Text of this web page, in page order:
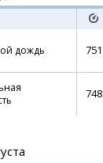
дождь 751
748